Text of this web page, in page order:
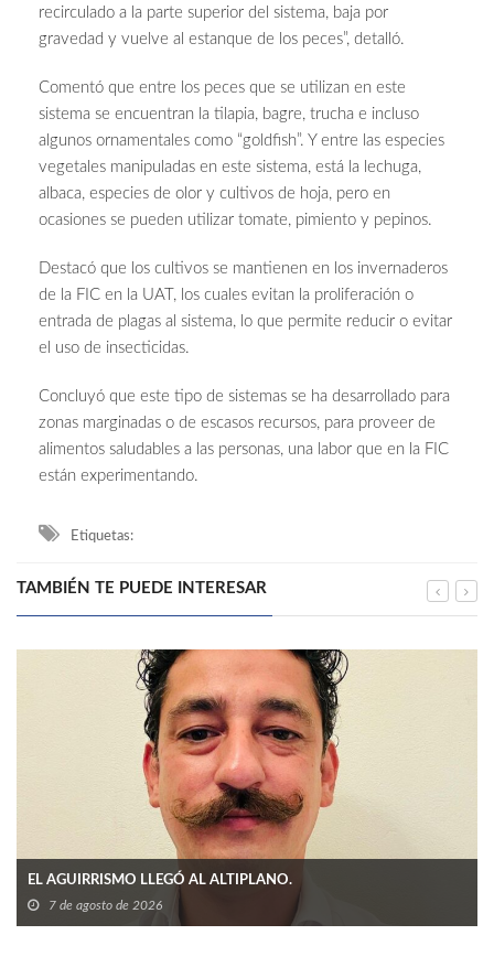
recirculado a la parte superior del sistema, baja por
gravedad y vuelve al estanque de los peces”, detalló.
Comentó que entre los peces que se utilizan en este
sistema se encuentran la tilapia, bagre, trucha e incluso
algunos ornamentales como “goldfish”. Y entre las especies
vegetales manipuladas en este sistema, está la lechuga,
albaca, especies de olor y cultivos de hoja, pero en
ocasiones se pueden utilizar tomate, pimiento y pepinos.
Destacó que los cultivos se mantienen en los invernaderos
de la FIC en la UAT, los cuales evitan la proliferación o
entrada de plagas al sistema, lo que permite reducir o evitar
el uso de insecticidas.
Concluyó que este tipo de sistemas se ha desarrollado para
zonas marginadas o de escasos recursos, para proveer de
alimentos saludables a las personas, una labor que en la FIC
están experimentando.
Etiquetas:
TAMBIÉN TE PUEDE INTERESAR
EL AGUIRRISMO LLEGÓ AL ALTIPLANO.
7 de agosto de 2026